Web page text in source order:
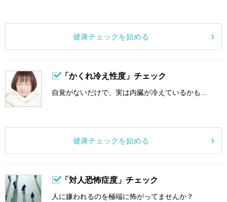
健康チェックを始める
「かくれ冷え性度」チェック
自覚がないだけで、実は内臓が冷えているかも...
健康チェックを始める
「対人恐怖症度」チェック
人に嫌われるのを極端に怖がってませんか？